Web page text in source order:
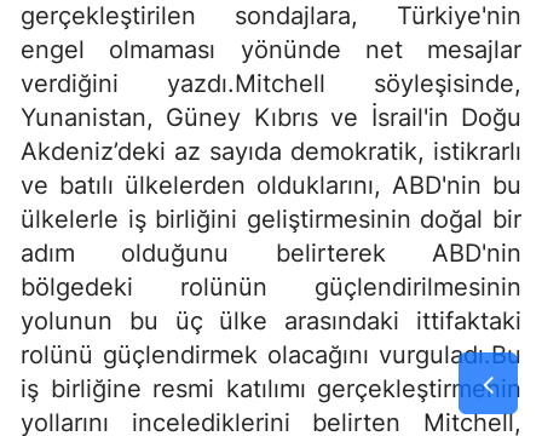
gerçekleştirilen sondajlara, Türkiye'nin
engel olmaması yönünde net mesajlar
verdiğini yazdı.Mitchell söyleşisinde,
Yunanistan, Güney Kıbrıs ve İsrail'in Doğu
Akdeniz’deki az sayıda demokratik, istikrarlı
ve batılı ülkelerden olduklarını, ABD'nin bu
ülkelerle iş birliğini geliştirmesinin doğal bir
adım olduğunu belirterek ABD'nin
bölgedeki rolünün güçlendirilmesinin
yolunun bu üç ülke arasındaki ittifaktaki
rolünü güçlendirmek olacağını vurguladı.Bu
iş birliğine resmi katılımı gerçekleştirmenin
yollarını incelediklerini belirten Mitchell,